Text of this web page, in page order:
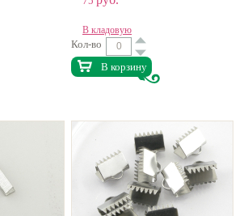
В кладовую
Кол-во
В корзину